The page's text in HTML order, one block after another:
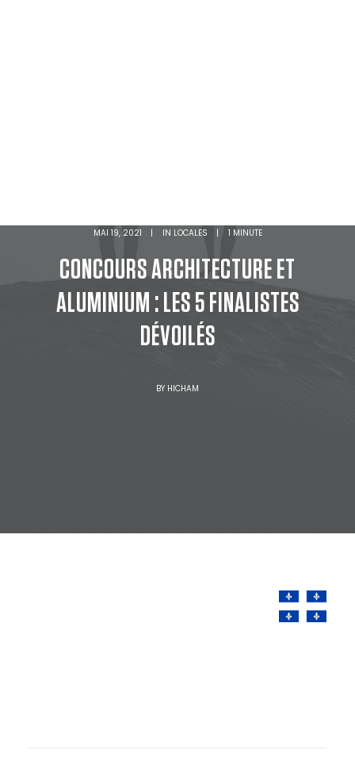
MAI 19, 2021 | IN LOCALES | 1 MINUTE
CONCOURS ARCHITECTURE ET
ALUMINIUM : LES 5 FINALISTES
DÉVOILÉS
BY HICHAM